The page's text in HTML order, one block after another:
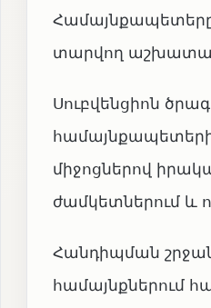
Համայնքապետերը
տարվող
Սուբվենցիոն
միջոցներով
ժամկետներում և
Հանդիպման
համայնքներում